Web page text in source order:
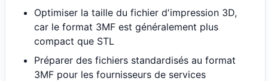
Optimiser la taille du fichier d'impression 3D,
car le format 3MF est généralement plus
compact que STL
Préparer des fichiers standardisés au format
3MF pour les fournisseurs de services